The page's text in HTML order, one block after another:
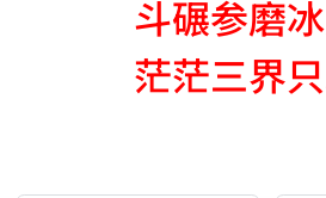
斗碾参磨
茫茫三界